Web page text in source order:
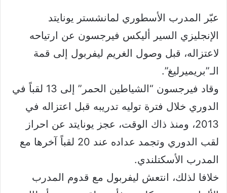
عبّر المدرب الأسطوري لمانشستر يونايتد
الإنجليزي السير أليكس فيرجسون عن ارتياحه
لاعتزاله، قبل وصول الغريم ليفربول إلى قمة
الـ”بريميرليغ”.
وقاد فيرجسون “الشياطين الحمر” إلى 13 لقباً في
الدوري خلال فترة توليه تدريبه قبل اعتزاله في
2013، ومنذ ذاك الوقت، عجز يونايتد عن احراز
لقب الدوري وتجمد عداده عند 20 لقباً آخرها مع
المدرب الأسكتلندي.
خلافا لذلك، انتعش ليفربول مع قدوم المدرب